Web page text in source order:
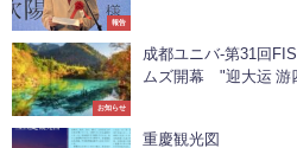
報告
お知らせ
成都ユニバ-第31回
ムズ開幕 "迎大运 游
重慶観光図